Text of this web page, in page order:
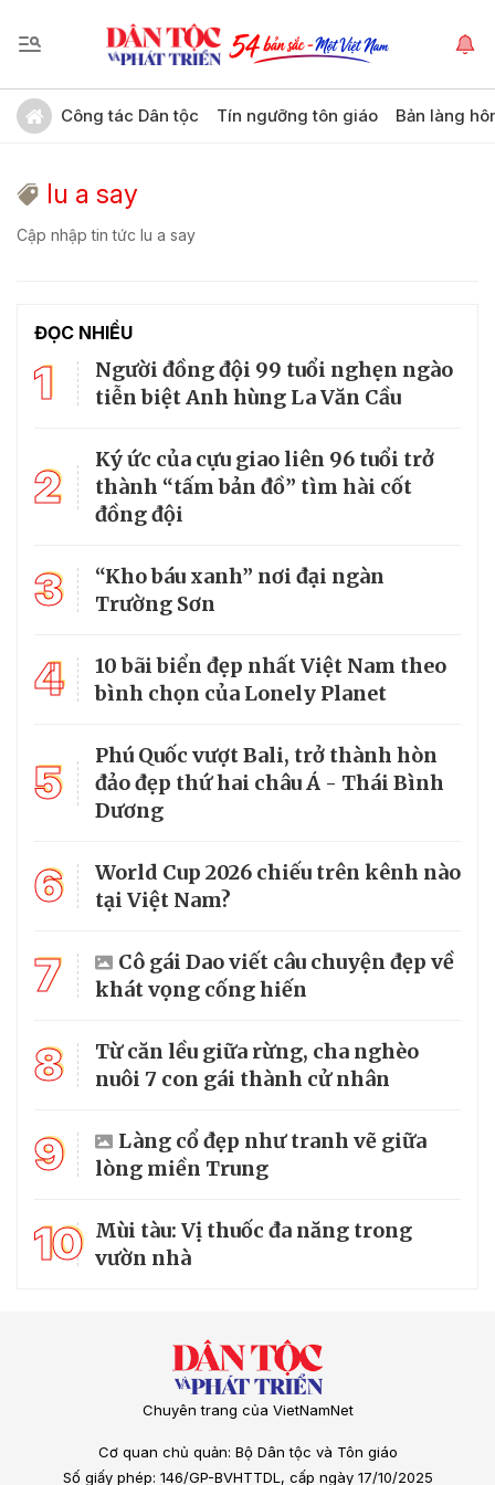
Công tác Dân tộc Tín ngưỡng tôn giáo Bản làng
lu a say
Cập nhập tin tức lu a say
ĐỌC NHIỀU
1
Người đồng đội 99 tuổi nghẹn ngào
tiễn biệt Anh hùng La Văn Cầu
2
Ký ức của cựu giao liên 96 tuổi trở
thành “tấm bản đồ” tìm hài cốt
đồng đội
3
“Kho báu xanh” nơi đại ngàn
Trường Sơn
4
10 bãi biển đẹp nhất Việt Nam theo
bình chọn của Lonely Planet
5
Phú Quốc vượt Bali, trở thành hòn
đảo đẹp thứ hai châu Á - Thái Bình
Dương
6
World Cup 2026 chiếu trên kênh nào
tại Việt Nam?
7
Cô gái Dao viết câu chuyện đẹp về
khát vọng cống hiến
8
Từ căn lều giữa rừng, cha nghèo
nuôi 7 con gái thành cử nhân
9
Làng cổ đẹp như tranh vẽ giữa
lòng miền Trung
10 Mùi tàu: Vị thuốc đa năng trong
vườn nhà
Chuyên trang của VietNamNet
Cơ quan chủ quản: Bộ Dân tộc và Tôn giáo
Số giấy phép: 146/GP-BVHTTDL, cấp ngày 17/10/2025